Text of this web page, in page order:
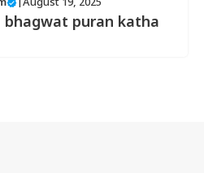
August 19, 2025
1 bhagwat puran katha